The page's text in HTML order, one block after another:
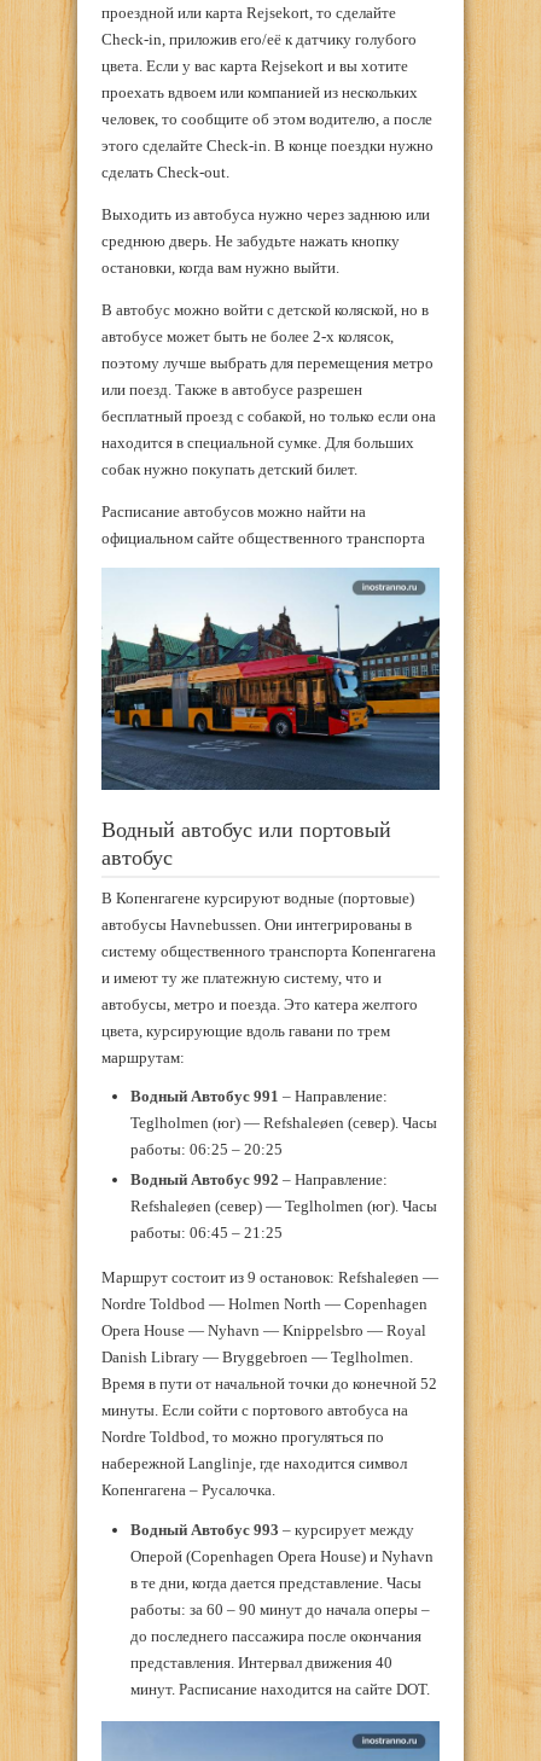
проездной или карта Rejsekort, то сделайте
Check-in, приложив его/её к датчику голубого
цвета. Если у вас карта Rejsekort и вы хотите
проехать вдвоем или компанией из нескольких
человек, то сообщите об этом водителю, а после
этого сделайте Check-in. В конце поездки нужно
сделать Check-out.
Выходить из автобуса нужно через заднюю или
среднюю дверь. Не забудьте нажать кнопку
остановки, когда вам нужно выйти.
В автобус можно войти с детской коляской, но в
автобусе может быть не более 2-х колясок,
поэтому лучше выбрать для перемещения метро
или поезд. Также в автобусе разрешен
бесплатный проезд с собакой, но только если она
находится в специальной сумке. Для больших
собак нужно покупать детский билет.
Расписание автобусов можно найти на
официальном сайте общественного транспорта
Водный автобус или портовый
автобус
В Копенгагене курсируют водные (портовые)
автобусы Havnebussen. Они интегрированы в
систему общественного транспорта Копенгагена
и имеют ту же платежную систему, что и
автобусы, метро и поезда. Это катера желтого
цвета, курсирующие вдоль гавани по трем
маршрутам:
Водный Автобус 991 – Направление:
Teglholmen (юг) — Refshaleøen (север). Часы
работы: 06:25 – 20:25
Водный Автобус 992 – Направление:
Refshaleøen (север) — Teglholmen (юг). Часы
работы: 06:45 – 21:25
Маршрут состоит из 9 остановок: Refshaleøen —
Nordre Toldbod — Holmen North — Copenhagen
Opera House — Nyhavn — Knippelsbro — Royal
Danish Library — Bryggebroen — Teglholmen.
Время в пути от начальной точки до конечной 52
минуты. Если сойти с портового автобуса на
Nordre Toldbod, то можно прогуляться по
набережной Langlinje, где находится символ
Копенгагена – Русалочка.
Водный Автобус 993 – курсирует между
Оперой (Copenhagen Opera House) и Nyhavn
в те дни, когда дается представление. Часы
работы: за 60 – 90 минут до начала оперы –
до последнего пассажира после окончания
представления. Интервал движения 40
минут. Расписание находится на сайте DOT.